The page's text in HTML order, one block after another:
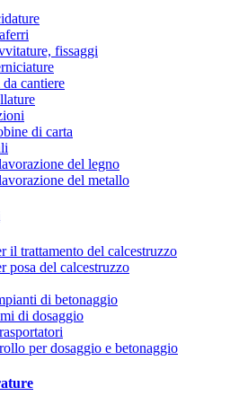
fissaggi
cantiere
di carta
del legno
del metallo
il trattamento del calcestruzzo
posa del calcestruzzo
di betonaggio
di dosaggio
per dosaggio e betonaggio